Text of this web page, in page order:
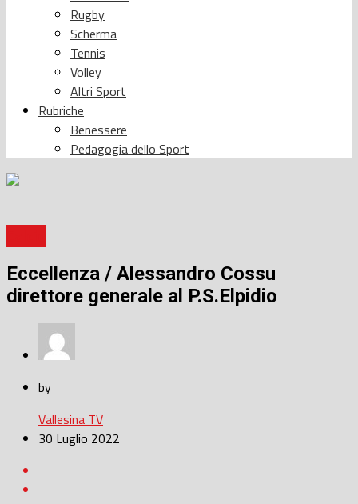
Rugby
Scherma
Tennis
Volley
Altri Sport
Rubriche
Benessere
Pedagogia dello Sport
Eccellenza / Alessandro Cossu
direttore generale al P.S.Elpidio
by
Vallesina TV
30 Luglio 2022